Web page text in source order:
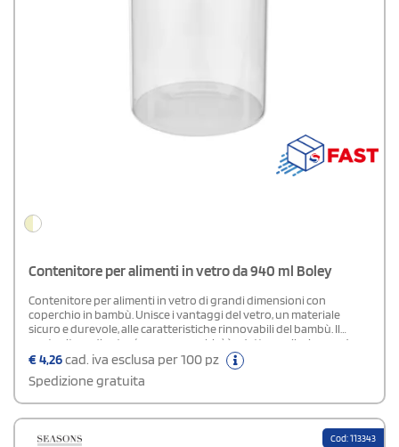
Contenitore per alimenti in vetro da 940 ml Boley
Contenitore per alimenti in vetro di grandi dimensioni con
coperchio in bambù. Unisce i vantaggi del vetro, un materiale
sicuro e durevole, alle caratteristiche rinnovabili del bambù. Il
contenitore di vetro (senza coperchio) è adatto per il microonde e
lavabile in lavastoviglie. Confezionato all'interno di una scatola in
€4,26cad. iva esclusa per 100 pz
Spedizione gratuita
Cod: 113343